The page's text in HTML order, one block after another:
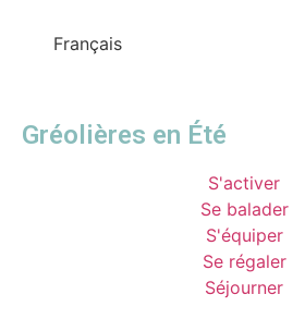
Français
Gréolières en Été
S'activer
Se balader
S'équiper
Se régaler
Séjourner